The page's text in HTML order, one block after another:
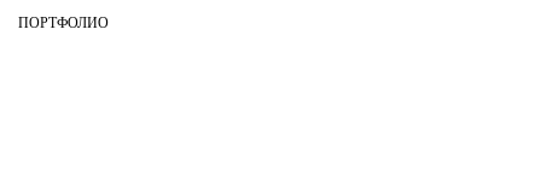
ПОРТФОЛИО